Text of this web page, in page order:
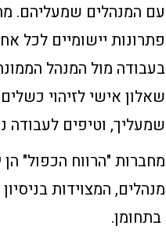
עם המנהלים שמעליהם.
פתרונות יישומיים לכל
בעבודה מול המנהל
שאלון אישי לזיהוי
שמעליך, וטיפים לעבודה
מחברות "הרווח הכפול" הן
בתחומן.